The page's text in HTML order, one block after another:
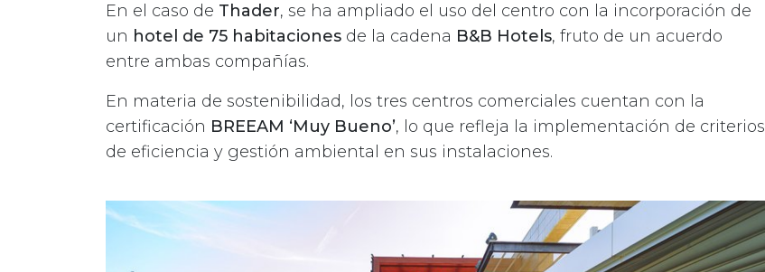
En el caso de Thader, se ha ampliado el uso del centro con la incorporación de
un hotel de 75 habitaciones de la cadena B&B Hotels, fruto de un acuerdo
entre ambas compañías.
En materia de sostenibilidad, los tres centros comerciales cuentan con la
certificación BREEAM ‘Muy Bueno’, lo que refleja la implementación de criterios
de eficiencia y gestión ambiental en sus instalaciones.